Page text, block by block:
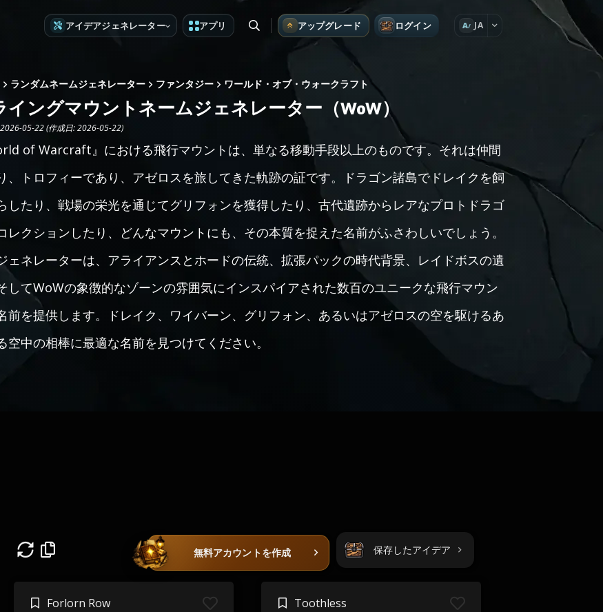
アイデアジェネレーター アプリ アップグレード ログイン A JA
ランダムネームジェネレーター ファンタジー ワールド・オブ・ウォークラフト
イングマウントネームジェネレーター（WoW）
05-22 (作成日: 2026-05-22)
of Warcraft』における飛行マウントは、単なる移動手段以上のものです。それは仲間
、トロフィーであり、アゼロスを旅してきた軌跡の証です。ドラゴン諸島でドレイクを飼
したり、戦場の栄光を通じてグリフォンを獲得したり、古代遺跡からレアなプロトドラゴ
レクションしたり、どんなマウントにも、その本質を捉えた名前がふさわしいでしょう。
ェネレーターは、アライアンスとホードの伝統、拡張パックの時代背景、レイドボスの遺
してWoWの象徴的なゾーンの雰囲気にインスパイアされた数百のユニークな飛行マウン
前を提供します。ドレイク、ワイバーン、グリフォン、あるいはアゼロスの空を駆けるあ
空中の相棒に最適な名前を見つけてください。
無料アカウントを作成 保存したアイデア
Forlorn Row Toothless